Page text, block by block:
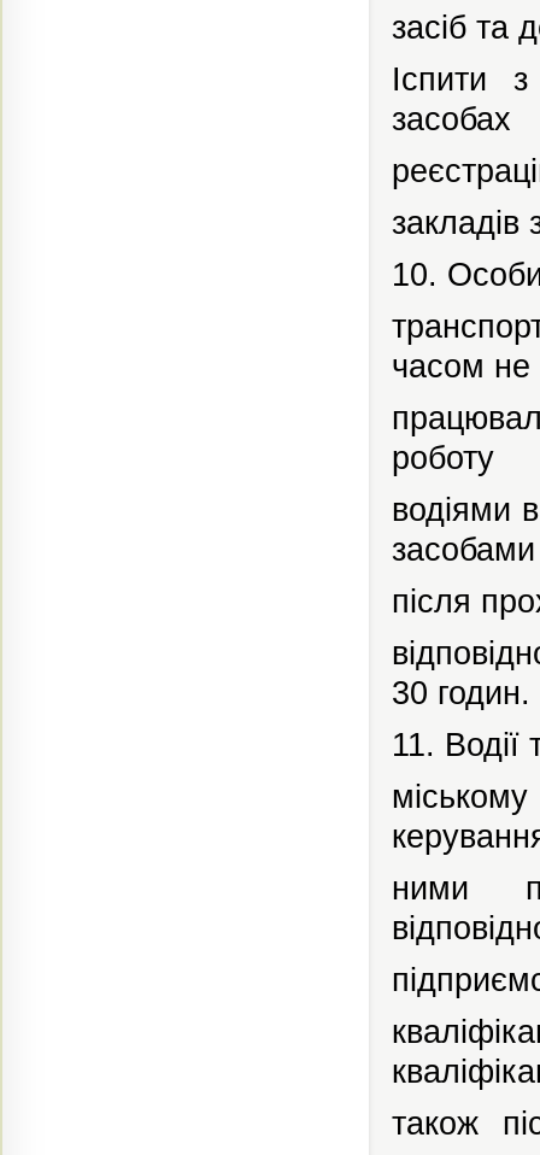
засіб та
Іспити
засобах
закладів
10.
часом не
роботу
водіями
засобами
після
30 годин.
11. Водії
ними
також